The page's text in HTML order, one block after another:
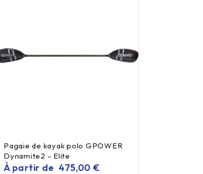
Pagaie de kayak polo GPOWER
Dynamite2 - Elite
À partir de 475,00€